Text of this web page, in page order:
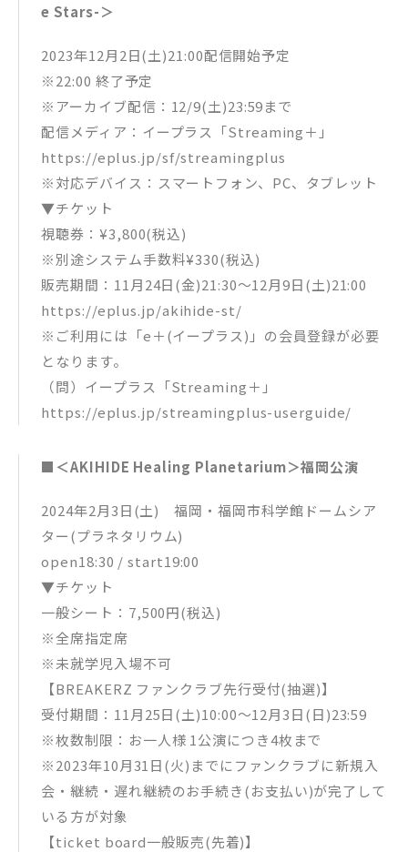
e Stars-＞
2023年12月2日(土)21:00配信開始予定
※22:00 終了予定
※アーカイブ配信：12/9(土)23:59まで
配信メディア：イープラス「Streaming＋」
https://eplus.jp/sf/streamingplus
※対応デバイス：スマートフォン、PC、タブレット
▼チケット
視聴券：¥3,800(税込)
※別途システム手数料¥330(税込)
販売期間：11月24日(金)21:30～12月9日(土)21:00
https://eplus.jp/akihide-st/
※ご利用には「e＋(イープラス)」の会員登録が必要
となります。
（問）イープラス「Streaming＋」
https://eplus.jp/streamingplus-userguide/
■＜AKIHIDE Healing Planetarium＞福岡公演
2024年2月3日(土) 福岡・福岡市科学館ドームシア
ター(プラネタリウム)
open18:30 / start19:00
▼チケット
一般シート：7,500円(税込)
※全席指定席
※未就学児入場不可
【BREAKERZ ファンクラブ先行受付(抽選)】
受付期間：11月25日(土)10:00～12月3日(日)23:59
※枚数制限：お一人様 1公演につき4枚まで
※2023年10月31日(火)までにファンクラブに新規入
会・継続・遅れ継続のお手続き(お支払い)が完了して
いる方が対象
【ticket board一般販売(先着)】